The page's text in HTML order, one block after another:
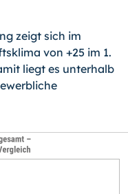
zeigt sich im
von +25 im 1.
liegt es unterhalb